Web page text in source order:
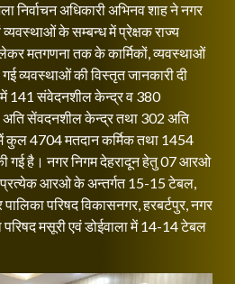
निर्वाचन अधिकारी अभिनव शाह ने नगर
व्यवस्थाओं के सम्बन्ध में प्रेक्षक राज्य
मतगणना तक के कार्मिकों, व्यवस्थाओं
व्यवस्थाओं की विस्तृत जानकारी दी
में 141 संवेदनशील केन्द्र व 380
सेंवदनशील केन्द्र तथा 302 अति
4704 मतदान कर्मिक तथा 1454
गई है। नगर निगम देहरादून हेतु 07 आरओ
प्रत्येक आरओ के अन्तर्गत 15-15 टेबल,
परिषद विकासनगर, हरबर्टपुर, नगर
मसूरी एवं डोईवाला में 14-14 टेबल